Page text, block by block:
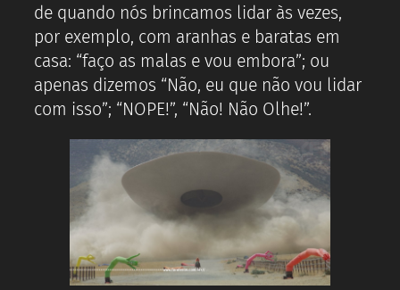
de quando nós brincamos lidar às vezes,
por exemplo, com aranhas e baratas em
casa: “faço as malas e vou embora”; ou
apenas dizemos “Não, eu que não vou lidar
com isso”; “NOPE!”, “Não! Não Olhe!”.